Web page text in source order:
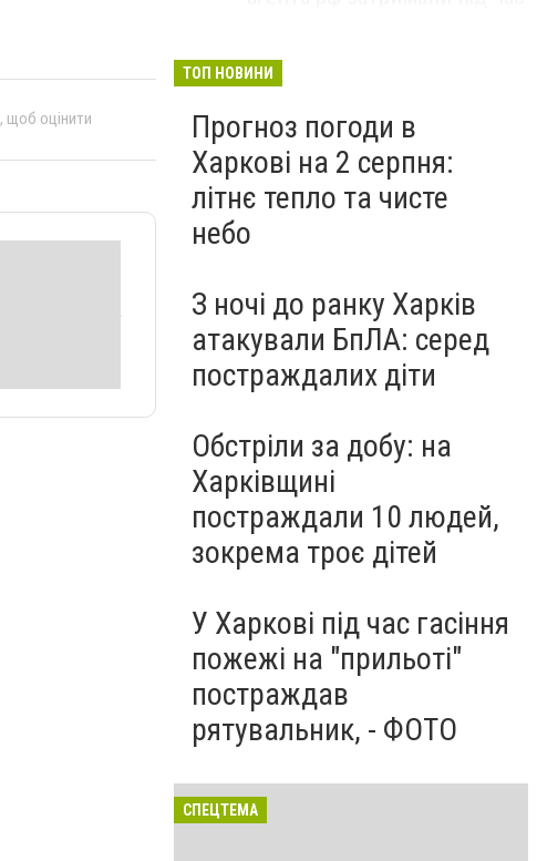
, щоб оцінити
ТОП НОВИНИ
Прогноз погоди в
Харкові на 2 серпня:
літнє тепло та чисте
небо
З ночі до ранку Харків
атакували БпЛА: серед
постраждалих діти
Обстріли за добу: на
Харківщині
постраждали 10 людей,
зокрема троє дітей
У Харкові під час гасіння
пожежі на "прильоті"
постраждав
рятувальник, - ФОТО
СПЕЦТЕМА